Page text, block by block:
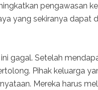
pengawasan
yang sekiranya dapat
gagal. Setelah
Pihak keluarga
Mereka harus